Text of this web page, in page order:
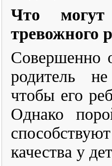
Что могут
тревожного
​Совершенно
родитель
чтобы его
Однако
качества у